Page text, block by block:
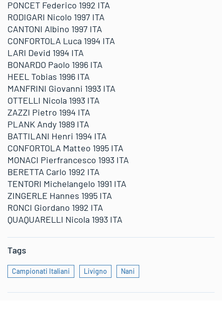
PONCET Federico 1992 ITA
RODIGARI Nicolo 1997 ITA
CANTONI Albino 1997 ITA
CONFORTOLA Luca 1994 ITA
LARI Devid 1994 ITA
BONARDO Paolo 1996 ITA
HEEL Tobias 1996 ITA
MANFRINI Giovanni 1993 ITA
OTTELLI Nicola 1993 ITA
ZAZZI Pietro 1994 ITA
PLANK Andy 1989 ITA
BATTILANI Henri 1994 ITA
CONFORTOLA Matteo 1995 ITA
MONACI Pierfrancesco 1993 ITA
BERETTA Carlo 1992 ITA
TENTORI Michelangelo 1991 ITA
ZINGERLE Hannes 1995 ITA
RONCI Giordano 1992 ITA
QUAQUARELLI Nicola 1993 ITA
Tags
Campionati Italiani Livigno Nani